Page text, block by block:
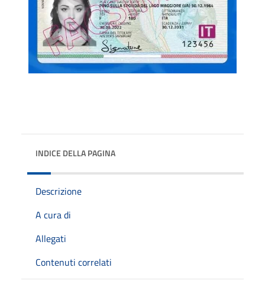
INDICE DELLA PAGINA
Descrizione
A cura di
Allegati
Contenuti correlati